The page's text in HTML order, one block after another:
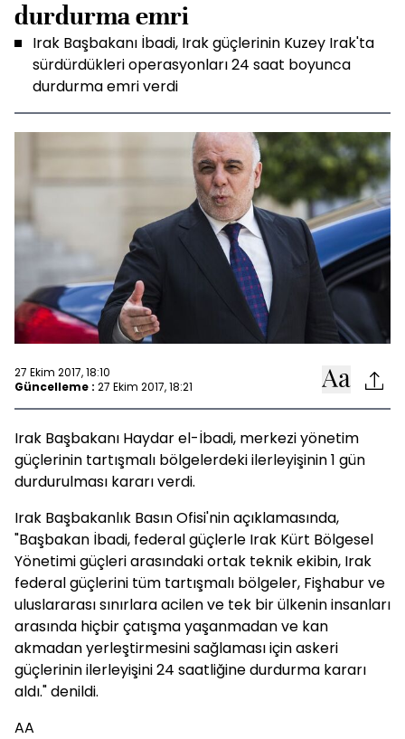
durdurma emri
Irak Başbakanı İbadi, Irak güçlerinin Kuzey Irak'ta
sürdürdükleri operasyonları 24 saat boyunca
durdurma emri verdi
27 Ekim 2017, 18:10
Güncelleme : 27 Ekim 2017, 18:21
Irak Başbakanı Haydar el-İbadi, merkezi yönetim
güçlerinin tartışmalı bölgelerdeki ilerleyişinin 1 gün
durdurulması kararı verdi.
Irak Başbakanlık Basın Ofisi'nin açıklamasında,
"Başbakan İbadi, federal güçlerle Irak Kürt Bölgesel
Yönetimi güçleri arasındaki ortak teknik ekibin, Irak
federal güçlerini tüm tartışmalı bölgeler, Fişhabur ve
uluslararası sınırlara acilen ve tek bir ülkenin insanları
arasında hiçbir çatışma yaşanmadan ve kan
akmadan yerleştirmesini sağlaması için askeri
güçlerinin ilerleyişini 24 saatliğine durdurma kararı
aldı." denildi.
AA